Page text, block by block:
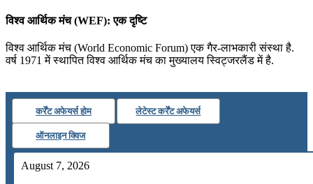
विश्व आर्थिक मंच (WEF): एक दृष्टि
विश्व आर्थिक मंच (World Economic Forum) एक गैर-लाभकारी संस्था है.
वर्ष 1971 में स्थापित विश्व आर्थिक मंच का मुख्यालय स्विट्जरलैंड में है.
कर्रेंट अफेयर्स होम लेटेस्ट कर्रेंट अफेयर्स
ऑनलाइन क्विज
August 7, 2026